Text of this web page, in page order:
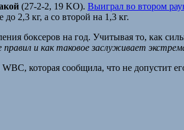
(27-2-2, 19 KO). Выиграл во втором
2,3 кг, а со второй на 1,3 кг.
боксеров на год. Учитывая то, как
и как таковое заслуживает
которая сообщила, что не допустит